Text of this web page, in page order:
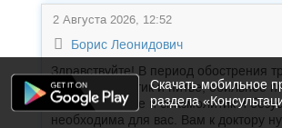
2 Августа 2026, 12:52
Борис Леонидович
Здравствуйте! В период обострения
всего антибиотик и питье, обильное
добавляют еще и спазмолитик и
необходима для вас. Вам к доктору
Скачать мобильное
раздела